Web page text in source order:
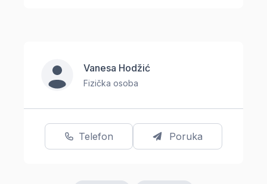
Vanesa Hodžić
Fizička osoba
Telefon Poruka